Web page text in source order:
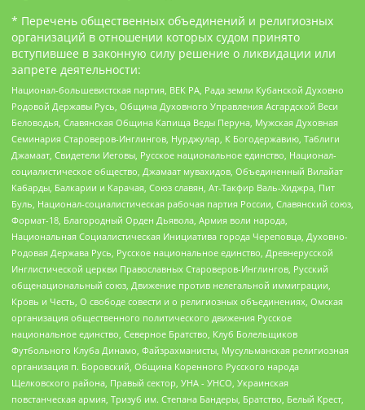
* Перечень общественных объединений и религиозных
организаций в отношении которых судом принято
вступившее в законную силу решение о ликвидации или
запрете деятельности:
Национал-большевистская партия, ВЕК РА, Рада земли Кубанской Духовно
Родовой Державы Русь, Община Духовного Управления Асгардской Веси
Беловодья, Славянская Община Капища Веды Перуна, Мужская Духовная
Семинария Староверов-Инглингов, Нурджулар, К Богодержавию, Таблиги
Джамаат, Свидетели Иеговы, Русское национальное единство, Национал-
социалистическое общество, Джамаат мувахидов, Объединенный Вилайат
Кабарды, Балкарии и Карачая, Союз славян, Ат-Такфир Валь-Хиджра, Пит
Буль, Национал-социалистическая рабочая партия России, Славянский союз,
Формат-18, Благородный Орден Дьявола, Армия воли народа,
Национальная Социалистическая Инициатива города Череповца, Духовно-
Родовая Держава Русь, Русское национальное единство, Древнерусской
Инглистической церкви Православных Староверов-Инглингов, Русский
общенациональный союз, Движение против нелегальной иммиграции,
Кровь и Честь, О свободе совести и о религиозных объединениях, Омская
организация общественного политического движения Русское
национальное единство, Северное Братство, Клуб Болельщиков
Футбольного Клуба Динамо, Файзрахманисты, Мусульманская религиозная
организация п. Боровский, Община Коренного Русского народа
Щелковского района, Правый сектор, УНА - УНСО, Украинская
повстанческая армия, Тризуб им. Степана Бандеры, Братство, Белый Крест,